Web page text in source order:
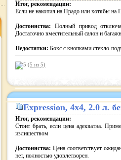
Итог, рекомендации:
Если не накопил на Прадо или хотябы
Достоинства:
Полный привод
Достаточно вместительный салон и
Недостатки: Бокс с кнопками стекло-
(5 из 5)
Expression, 4x4, 2.0 л.
Итог, рекомендации:
Стоит брать, если цена адекватна.
излишеством
Достоинства: Цена соответствует
нет, полностью удовлетворен.